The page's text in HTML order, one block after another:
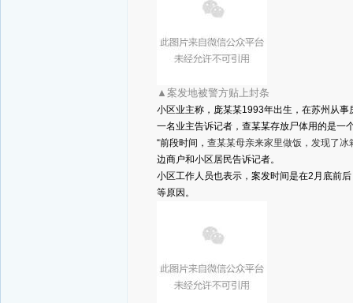
▲案发地被警方贴上封条
小区业主称，庞某某1993年出生，在苏州从
一名业主告诉记者，查某某存放尸体用的是一
“前段时间， 查某某母亲来家里做饭，发现了
边商户和小区居民告诉记者。
小区工作人员也表示，案发时间是在2月底前
等原因。